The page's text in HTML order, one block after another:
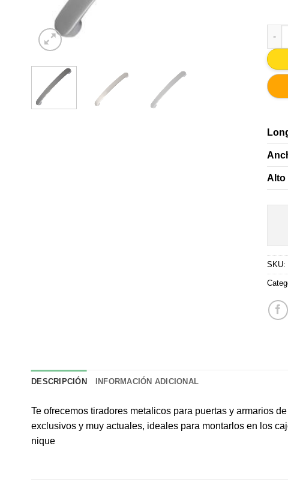
Alto
SKU:
DESCRIPCIÓN INFORMACIÓN ADICIONAL
Te ofrecemos tiradores metalicos para puertas y armarios
exclusivos y muy actuales, ideales para montarlos en los
nique